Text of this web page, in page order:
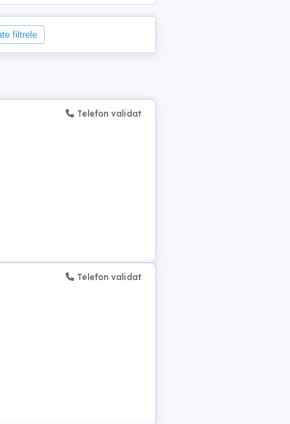
filtrele
Telefon validat
Telefon validat